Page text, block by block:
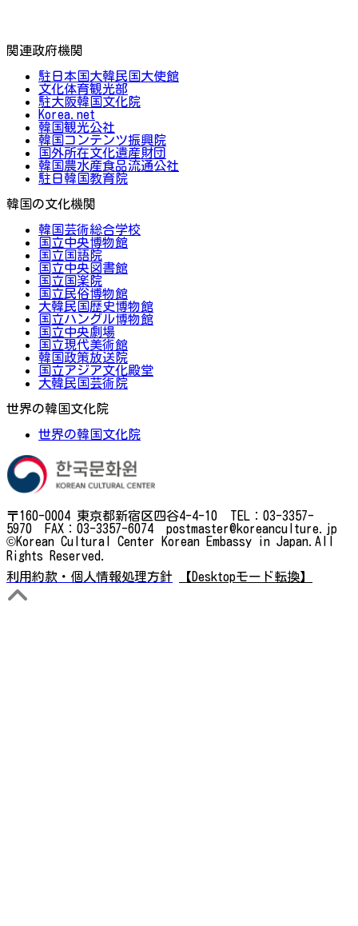
関連政府機関
駐日本国大韓民国大使館
文化体育観光部
駐大阪韓国文化院
Korea.net
韓国観光公社
韓国コンテンツ振興院
国外所在文化遺産財団
韓国農水産食品流通公社
駐日韓国教育院
韓国の文化機関
韓国芸術総合学校
国立中央博物館
国立国語院
国立中央図書館
国立国楽院
国立民俗博物館
大韓民国歴史博物館
国立ハングル博物館
国立中央劇場
国立現代美術館
韓国政策放送院
国立アジア文化殿堂
大韓民国芸術院
世界の韓国文化院
世界の韓国文化院
〒160-0004 東京都新宿区四谷4-4-10 TEL：03-3357-
5970 FAX：03-3357-6074 postmaster@koreanculture.jp
©Korean Cultural Center Korean Embassy in Japan.All
Rights Reserved.
利用約款・個人情報処理方針
【Desktopモード転換】